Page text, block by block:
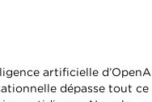
artificielle
dépasse tout ce